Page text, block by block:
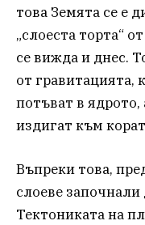
това Земята се е
„слоеста торта“
се вижда и днес.
от гравитацията,
потъват в
издигат към
Въпреки това,
слоеве започнали
Тектониката на